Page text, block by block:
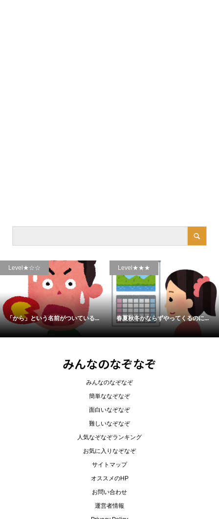
Level★☆☆
「から」という名前がついている...
Level★★★
春夏秋冬かならずやってくるのに...
みんなのなぞなぞ
みんなのなぞなぞ
簡単ななぞなぞ
面白いなぞなぞ
難しいなぞなぞ
人気なぞなぞランキング
お気に入りなぞなぞ
サイトマップ
オススメのHP
お問い合わせ
運営者情報